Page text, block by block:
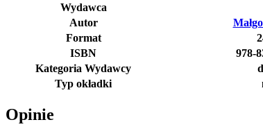
Wydawca
Autor
Format
ISBN
978-
Kategoria Wydawcy
Typ okładki
Opinie